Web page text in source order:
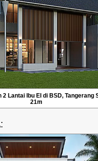
Lantai Ibu EI di BSD, Tangerang
21m